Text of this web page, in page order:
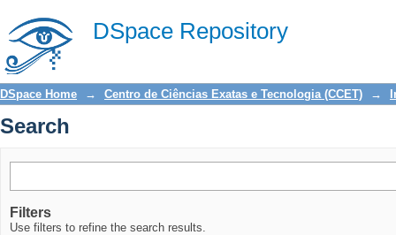
DSpace Repository
Search
DSpace Home → Centro de Ciências Exatas e Tecnologia (CCET) →
Search
Filters
Use filters to refine the search results.